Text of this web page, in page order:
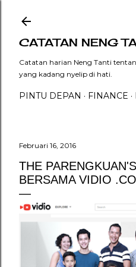
CATATAN NENG
Catatan harian Neng Tanti
yang kadang nyelip di hati.
PINTU DEPAN FINANCE
Februari 16, 2016
THE
BERSAMA VIDIO